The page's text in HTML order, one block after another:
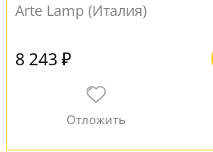
Arte Lamp (Италия)
8 243 ₽